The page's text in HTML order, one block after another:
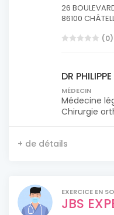
26
86100
(0)
DR
MÉDECIN
Médecine
Chirurgie
+ de détails
EXERCICE EN
JBS